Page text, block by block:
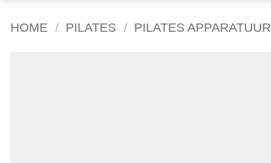
HOME / PILATES / PILATES APPARATUUR